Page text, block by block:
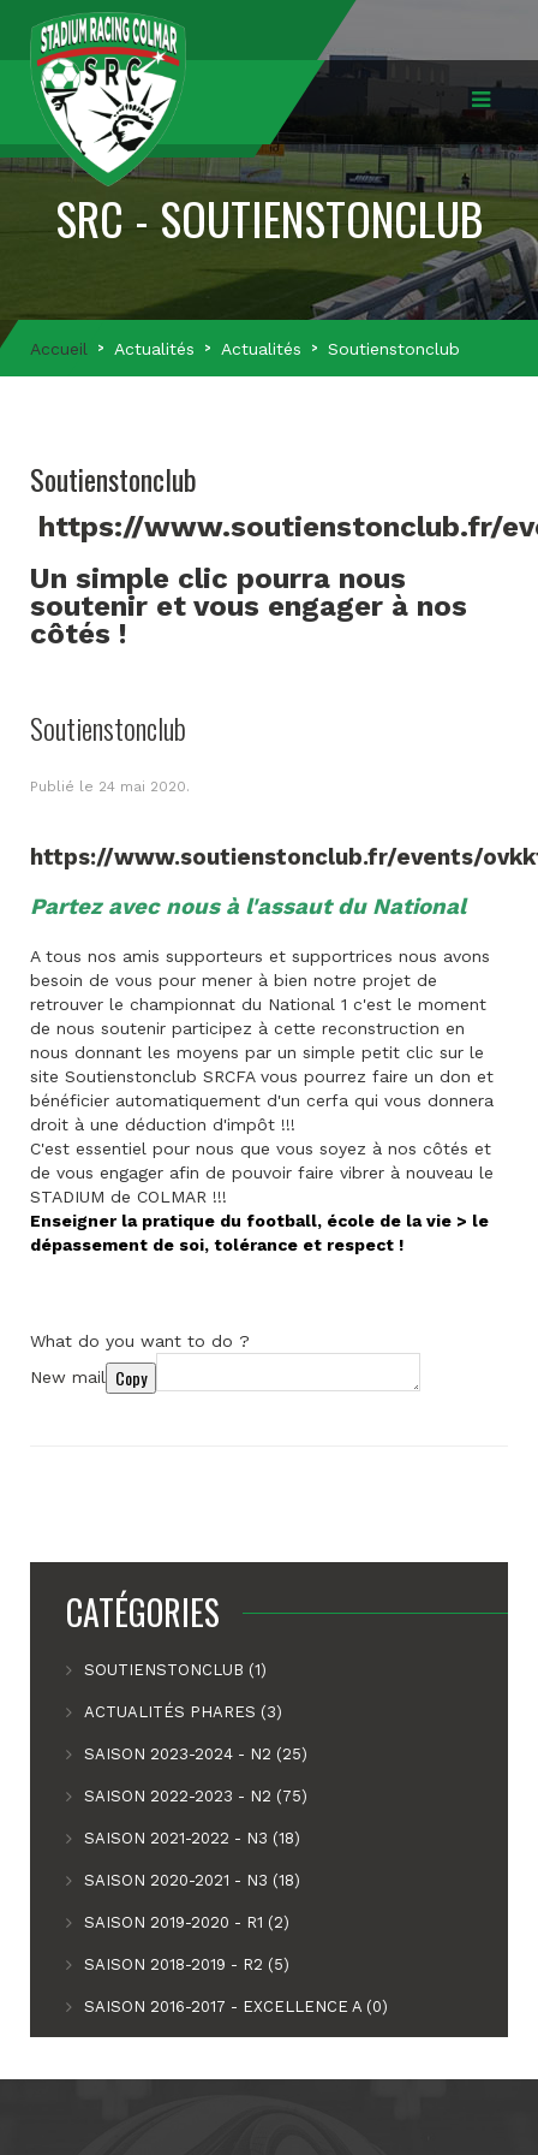
SRC - SOUTIENSTONCLUB
Accueil Actualités Actualités Soutienstonclub
Soutienstonclub
https://www.soutienstonclub.fr/
Un simple clic pourra nous
soutenir et vous engager à nos
côtés !
Soutienstonclub
Publié le 24 mai 2020.
https://www.soutienstonclub.fr/events/
Partez avec nous à l'assaut du National
A tous nos amis supporteurs et supportrices nous avons
besoin de vous pour mener à bien notre projet de
retrouver le championnat du National 1 c'est le moment
de nous soutenir participez à cette reconstruction en
nous donnant les moyens par un simple petit clic sur le
site Soutienstonclub SRCFA vous pourrez faire un don et
bénéficier automatiquement d'un cerfa qui vous donnera
droit à une déduction d'impôt !!!
C'est essentiel pour nous que vous soyez à nos côtés et
de vous engager afin de pouvoir faire vibrer à nouveau le
STADIUM de COLMAR !!!
Enseigner la pratique du football, école de la vie > le
dépassement de soi, tolérance et respect !
What do you want to do ?
New mail
Copy
CATÉGORIES
SOUTIENSTONCLUB (1)
ACTUALITÉS PHARES (3)
SAISON 2023-2024 - N2 (25)
SAISON 2022-2023 - N2 (75)
SAISON 2021-2022 - N3 (18)
SAISON 2020-2021 - N3 (18)
SAISON 2019-2020 - R1 (2)
SAISON 2018-2019 - R2 (5)
SAISON 2016-2017 - EXCELLENCE A (0)